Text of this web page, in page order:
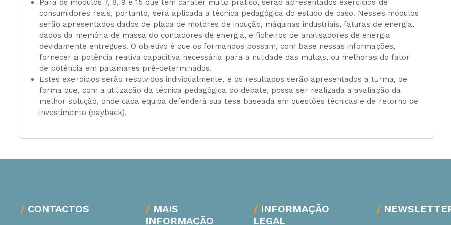
Para os módulos 7, 8, 9 e 15 que tem caráter muito prático, serão apresentados exercícios de
consumidores reais, portanto, será aplicada a técnica pedagógica do estudo de caso. Nesses módulos
serão apresentados dados de placa de motores de indução, máquinas industriais, faturas de energia,
dados da memória de massa do contadores de energia, e ficheiros de analisadores de energia
devidamente entregues. O objetivo é que os formandos possam, com base nessas informações,
fornecer a potência reativa capacitiva necessária para a nulidade das multas, ou melhoras do fator
de potência em patamares pré-determinados.
Estes exercícios serão resolvidos individualmente, e os resultados serão apresentados a turma, de
forma que, com a utilização da técnica pedagógica do debate, possa ser realizada a avaliação da
melhor solução, onde cada equipa defenderá sua tese baseada em questões técnicas e de retorno de
investimento (payback).
CONTACTOS
MAIS
INFORMAÇÃO
INFORMAÇÃO
LEGAL